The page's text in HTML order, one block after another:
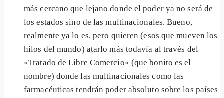
más cercano que lejano donde el poder ya no será de
los estados sino de las multinacionales. Bueno,
realmente ya lo es, pero quieren (esos que mueven los
hilos del mundo) atarlo más todavía al través del
«Tratado de Libre Comercio» (que bonito es el
nombre) donde las multinacionales como las
farmacéuticas tendrán poder absoluto sobre los países